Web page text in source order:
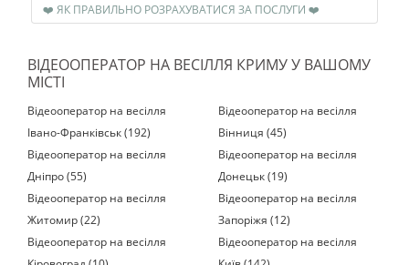
❤️ ЯК ПРАВИЛЬНО РОЗРАХУВАТИСЯ ЗА ПОСЛУГИ ❤️
ВІДЕООПЕРАТОР НА ВЕСІЛЛЯ КРИМУ У ВАШОМУ
МІСТІ
Відеооператор на весілля
Івано-Франківськ (192)
Відеооператор на весілля
Вінниця (45)
Відеооператор на весілля
Дніпро (55)
Відеооператор на весілля
Донецьк (19)
Відеооператор на весілля
Житомир (22)
Відеооператор на весілля
Запоріжя (12)
Відеооператор на весілля
Відеооператор на весілля